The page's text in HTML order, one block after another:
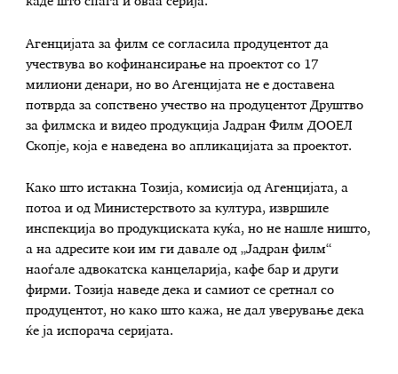
Агенцијата за филм се согласила продуцентот да
учествува во кофинансирање на проектот со 17
милиони денари, но во Агенцијата не е доставена
потврда за сопствено учество на продуцентот Друштво
за филмска и видео продукција Јадран Филм ДООЕЛ
Скопје, која е наведена во апликацијата за проектот.
Како што истакна Тозија, комисија од Агенцијата, а
потоа и од Министерството за култура, извршиле
инспекција во продукциската куќа, но не нашле ништо,
а на адресите кои им ги давале од „Јадран филм“
наоѓале адвокатска канцеларија, кафе бар и други
фирми. Тозија наведе дека и самиот се сретнал со
продуцентот, но како што кажа, не дал уверување дека
ќе ја испорача серијата.